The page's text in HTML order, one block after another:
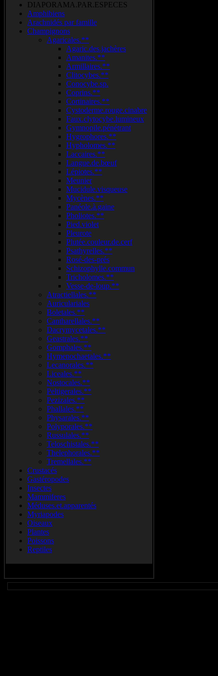
DIAPORAMA.PAR.ESPECES
Amphibiens
Arachnidés par famille
Champignons
Agaricales.**
Agaric.des.jachères
Amanites.**
Armillaires.**
Clitocybes.**
Conocybe.sp.
Coprins.**
Cortinaires.**
Cystoderme.rouge.cinabre
Faux.clytocybe.lumineux
Gymnopile.pénétrant
Hygrophores.**
Hypholomes.**
Laccaires.**
Langue.de.bœuf
Lépiotes.**
Meunier
Mucidule.visqueuse
Mycènes.**
Panéole.à.gaine
Pholiotes.**
Pied.violet
Pleurote
Plutée.couleur.de.cerf
Psathyrelles.**
Rosé-des-prés
Schizophylle.commun
Tricholomes.**
Vesse-de-loup.**
Atractiellales.**
Auriculariales
Boletales.**
Cantharellales.**
Dacrymycetales.**
Geastrales.**
Gomphales.**
Hymenochaetales.**
Lecanorales.**
Liceales.**
Nostocales.**
Peltigerales.**
Pezizales.**
Phallales.**
Physarales.**
Polyporales.**
Russulales.**
Teloschistales.**
Thelephorales.**
Tremellales.**
Crustacés
Gastéropodes
Insectes
Mammiferes
Méduses.et.apparentés
Myriapodes
Oiseaux
Plantes
Poissons
Reptiles